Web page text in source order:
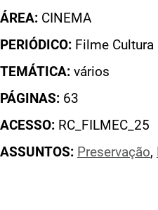
ÁREA: CINEMA
PERIÓDICO: Filme Cultura
TEMÁTICA: vários
PÁGINAS: 63
ACESSO: RC_FILMEC_25
ASSUNTOS: Preservação,